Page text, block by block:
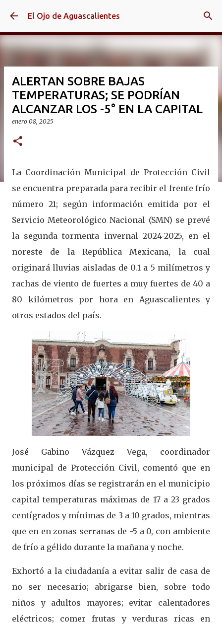
Ir al contenido principal
El Ojo de Aguascalientes
ALERTAN SOBRE BAJAS
TEMPERATURAS; SE PODRÍAN
ALCANZAR LOS -5° EN LA CAPITAL
enero 08, 2025
La Coordinación Municipal de Protección Civil
se encuentra preparada para recibir el frente frío
número 21; según información emitida por el
Servicio Meteorológico Nacional (SMN) se prevé
la segunda tormenta invernal 2024-2025, en el
noreste de la República Mexicana, la cual
originará lluvias aisladas de 0.1 a 5 milímetros y
rachas de viento de fuertes a muy fuertes de 40 a
80 kilómetros por hora en Aguascalientes y
otros estados del país.
José Gabino Vázquez Vega, coordinador
municipal de Protección Civil, comentó que en
los próximos días se registrarán en el municipio
capital temperaturas máximas de 17 a 23 grados
centígrados y mínimas de 3 a 10 grados, mientras
que en en zonas serranas de -5 a 0, con ambiente
de frío a gélido durante la mañana y noche.
Exhortó a la ciudadanía a evitar salir de casa de
no ser necesario; abrigarse bien, sobre todo
niños y adultos mayores; evitar calentadores
eléctricos; comer frutas y verduras ricas en